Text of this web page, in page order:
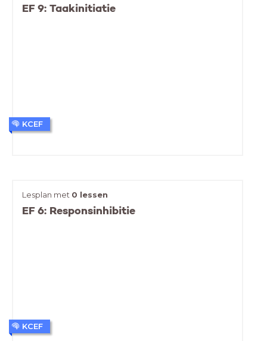
EF 9: Taakinitiatie
KCEF
Lesplan met 0 lessen
EF 6: Responsinhibitie
KCEF